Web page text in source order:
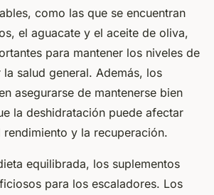
como las que se encuentran
el aguacate y el aceite de oliva,
para mantener los niveles de
salud general. Además, los
asegurarse de mantenerse bien
la deshidratación puede afectar
rendimiento y la recuperación.
equilibrada, los suplementos
para los escaladores. Los